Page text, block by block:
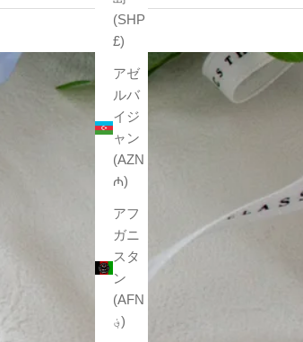
(SHP
£)
アゼ
ルバ
イジ
ャン
(AZN
₼)
アフ
ガニ
スタ
ン
(AFN
؋)